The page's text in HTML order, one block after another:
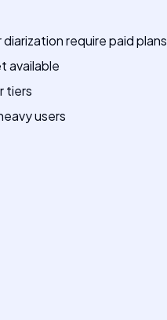
require paid plans
available
tiers
users